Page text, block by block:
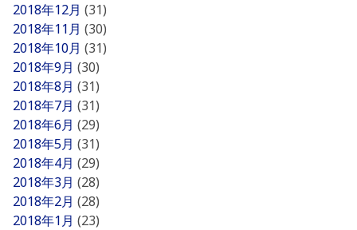
2018年12月 (31)
2018年11月 (30)
2018年10月 (31)
2018年9月 (30)
2018年8月 (31)
2018年7月 (31)
2018年6月 (29)
2018年5月 (31)
2018年4月 (29)
2018年3月 (28)
2018年2月 (28)
2018年1月 (23)